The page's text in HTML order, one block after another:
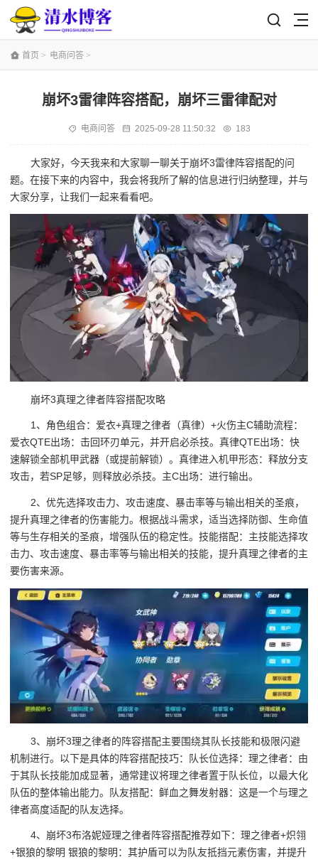
首页 > 电商问答 >
崩坏3雷律阵容搭配，崩坏三雷律配对
电商问答 2025-09-28 11:50:32 183
大家好，今天我来和大家聊一聊关于崩坏3雷律阵容搭配的问
题。在接下来的内容中，我会将我所了解的信息进行归纳整理，并与
大家分享，让我们一起来看看吧。
崩坏3真理之律者阵容搭配攻略
1、角色组合：爱衣+真理之律者（真律）+火伤主C辅助流程：
爱衣QTE出场：击回环刃单元，并开启必杀技。真律QTE出场：快
速解锁全部机甲武器（或提前解锁）。真律进入机甲形态：释放分支
攻击，若SP足够，则释放必杀技。主C出场：进行输出。
2、优先选择攻击力、攻击速度、暴击率等与输出相关的圣痕，
提升真理之律者的伤害能力。根据战斗需求，适当选择防御、生命值
等与生存相关的圣痕，增强队伍的稳定性。技能搭配：主技能选择攻
击力、攻击速度、暴击率等与输出相关的技能，提升真理之律者的主
要伤害来源。
3、崩坏3理之律者的阵容搭配主要围绕其队长技能和极限闪避
机制进行。以下是具体的阵容搭配技巧：队长位选择：理之律者：由
于其队长技能加成显著，通常建议将理之律者置于队长位，以最大化
队伍的整体输出能力。队友搭配：鲜血之舞发射器：这是一个与理之
律者高度适配的队友选择。
4、崩坏3布洛妮娅理之律者阵容搭配推荐如下：理之律者+炽翎
+银狼的黎明 银狼的黎明：其护盾可以为队友抵挡元素伤害，并提升